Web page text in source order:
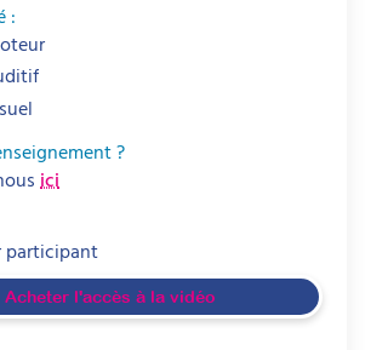
:
?
ici
participant
Acheter l'accès à la vidéo